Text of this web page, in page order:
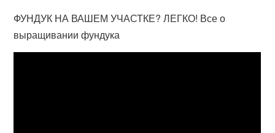
ФУНДУК НА ВАШЕМ УЧАСТКЕ? ЛЕГКО! Все о
выращивании фундука